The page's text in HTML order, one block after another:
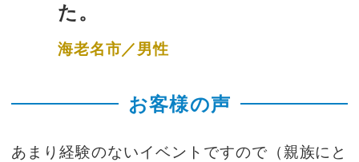
た。
海老名市／男性
お客様の声
あまり経験のないイベントですので（親族にと